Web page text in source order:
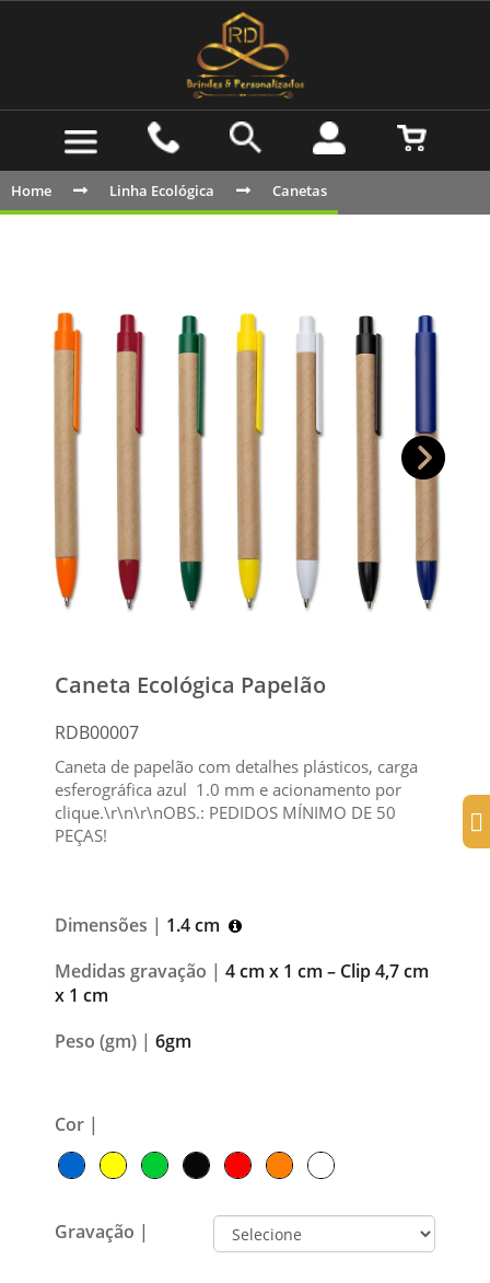
Home Linha Ecológica Canetas
Caneta Ecológica Papelão
RDB00007
Caneta de papelão com detalhes plásticos, carga
esferográfica azul 1.0 mm e acionamento por
clique.\r\n\r\nOBS.: PEDIDOS MÍNIMO DE 50
PEÇAS!
Dimensões | 1.4 cm
Medidas gravação | 4 cm x 1 cm – Clip 4,7 cm
x 1 cm
Peso (gm) | 6gm
Cor |
Gravação |